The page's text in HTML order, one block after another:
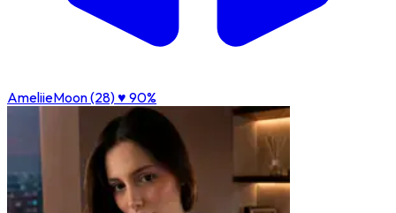
AmeliieMoon (28)♥ 90%